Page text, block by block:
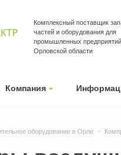
Компания
Комплексный поставщик
частей и оборудования для
промышленных
Орловской области
оборудование в Орле